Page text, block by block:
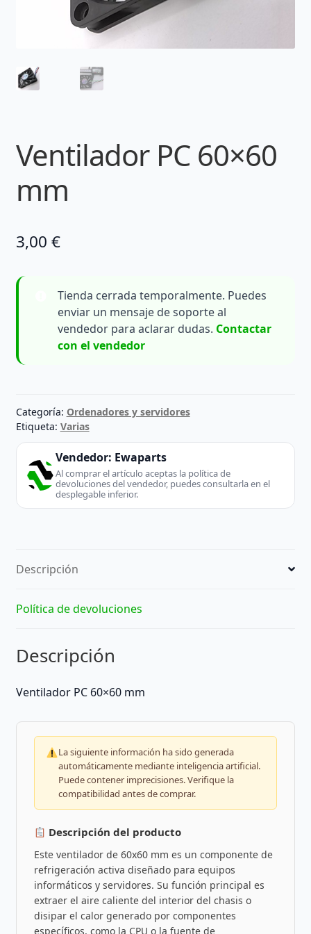
Ventilador PC 60×60
mm
3,00 €
Tienda cerrada temporalmente. Puedes
enviar un mensaje de soporte al
vendedor para aclarar dudas. Contactar
con el vendedor
Categoría: Ordenadores y servidores
Etiqueta: Varias
Vendedor: Ewaparts
Al comprar el artículo aceptas la política de
devoluciones del vendedor, puedes consultarla en el
desplegable inferior.
Descripción
Política de devoluciones
Descripción
Ventilador PC 60×60 mm
La siguiente información ha sido generada
automáticamente mediante inteligencia artificial.
Puede contener imprecisiones. Verifique la
compatibilidad antes de comprar.
Descripción del producto
Este ventilador de 60x60 mm es un componente de
refrigeración activa diseñado para equipos
informáticos y servidores. Su función principal es
extraer el aire caliente del interior del chasis o
disipar el calor generado por componentes
específicos, como la CPU o la fuente de